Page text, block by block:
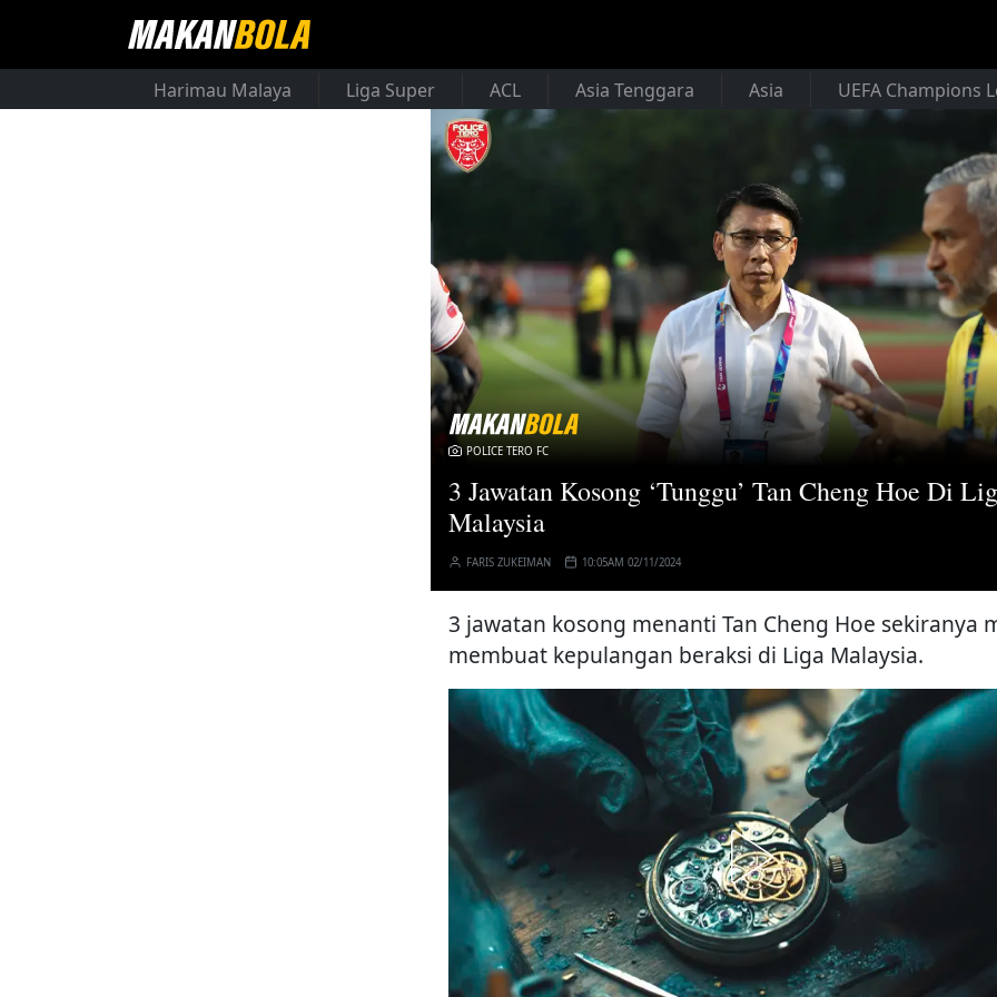
Harimau Malaya Liga Super ACL Asia Tenggara Asia UEFA Champions
POLICE TERO FC
3 Jawatan Kosong ‘Tunggu’ Tan Cheng Hoe Di
Malaysia
FARIS ZUKEIMAN 10:05AM 02/11/2024
3 jawatan kosong menanti Tan Cheng Hoe sekiranya
membuat kepulangan beraksi di Liga Malaysia.